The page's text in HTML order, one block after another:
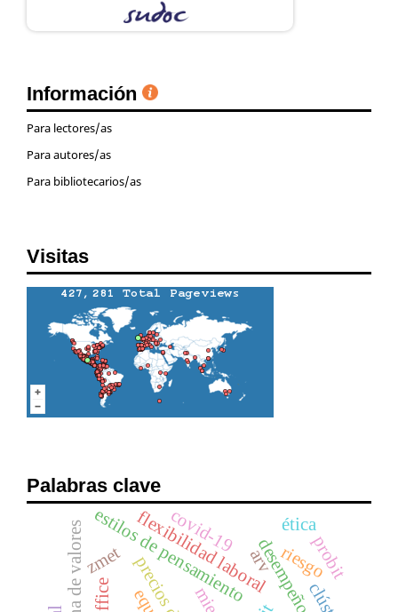
Información
Para lectores/as
Para autores/as
Para bibliotecarios/as
Visitas
Palabras clave
estilos de pensamiento
flexibilidad laboral riesgo
covid-19
zmet arv probit
ética